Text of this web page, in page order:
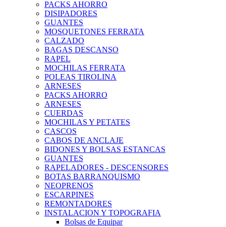
PACKS AHORRO
DISIPADORES
GUANTES
MOSQUETONES FERRATA
CALZADO
BAGAS DESCANSO
RAPEL
MOCHILAS FERRATA
POLEAS TIROLINA
ARNESES
PACKS AHORRO
ARNESES
CUERDAS
MOCHILAS Y PETATES
CASCOS
CABOS DE ANCLAJE
BIDONES Y BOLSAS ESTANCAS
GUANTES
RAPELADORES - DESCENSORES
BOTAS BARRANQUISMO
NEOPRENOS
ESCARPINES
REMONTADORES
INSTALACION Y TOPOGRAFIA
Bolsas de Equipar